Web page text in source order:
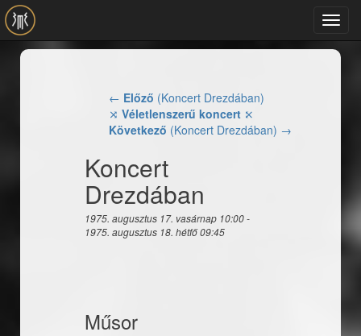
Ugrás a tartalomra
← Előző (Koncert Drezdában)
⤨ Véletlenszerű koncert ⤪
Következő (Koncert Drezdában) →
Koncert
Drezdában
1975. augusztus 17. vasárnap 10:00-
1975. augusztus 18. hétfő 09:45
Műsor